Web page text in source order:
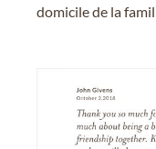
domicile de la